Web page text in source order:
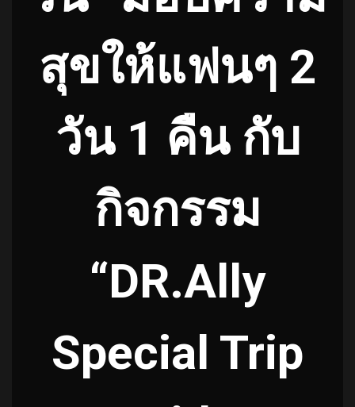
สุขให้แฟนๆ 2
วัน 1 คืน กับ
กิจกรรม
“DR.Ally
Special Trip